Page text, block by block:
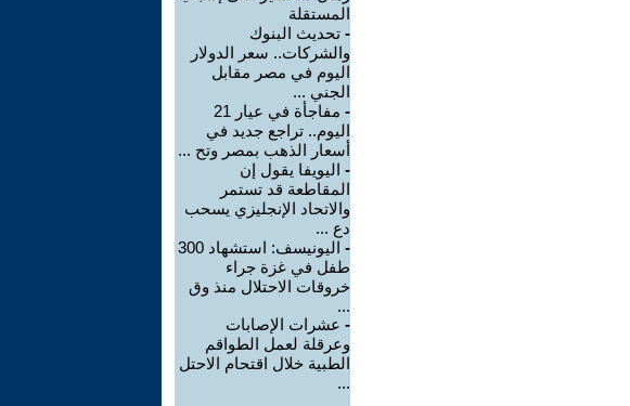
المستقلة
- تحديث البنوك
والشركات.. سعر الدولار
اليوم في مصر مقابل
الجني ...
-
مفاجأة في عيار 21
اليوم.. تراجع جديد في
أسعار الذهب بمصر وتح ...
- اليويفا يقول إن
المقاطعة قد تستمر
والاتحاد الإنجليزي يسحب
دع ...
-
اليونيسف: استشهاد 300
طفل في غزة جراء
خروقات الاحتلال منذ وق
...
- عشرات الإصابات
وعرقلة لعمل الطواقم
الطبية خلال اقتحام الاحتل
...